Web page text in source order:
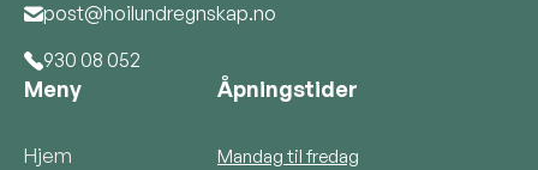
post@hoilundregnskap.no
930 08 052
Meny
Hjem
Åpningstider
Mandag til fredag